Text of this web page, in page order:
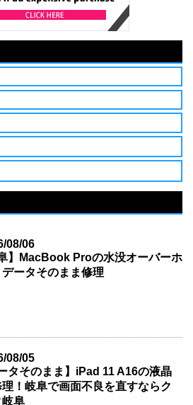
08/06
阜】MacBook Proの水没オーバーホ
ータそのまま修理
08/05
タそのまま】iPad 11 A16の液晶
！岐阜で画面不良を直すならク
岐阜